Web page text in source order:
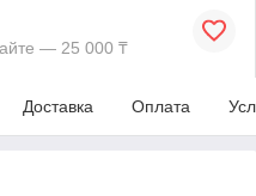
— 25 000 ₸
Доставка Оплата